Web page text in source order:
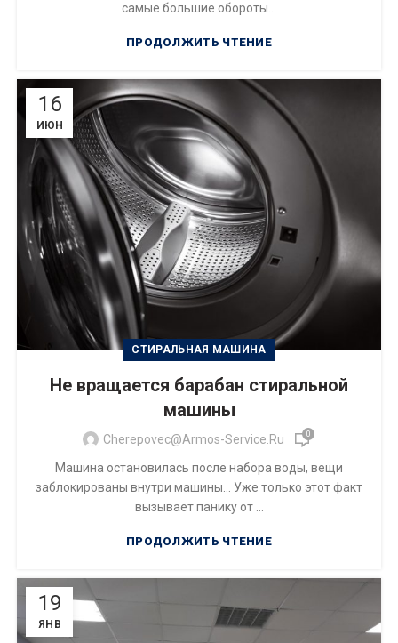
самые большие обороты...
ПРОДОЛЖИТЬ ЧТЕНИЕ
16
ИЮН
СТИРАЛЬНАЯ МАШИНА
Не вращается барабан стиральной
машины
Cherepovec@armos-Service.ru 0
Машина остановилась после набора воды, вещи
заблокированы внутри машины… Уже только этот факт
вызывает панику от ...
ПРОДОЛЖИТЬ ЧТЕНИЕ
19
ЯНВ